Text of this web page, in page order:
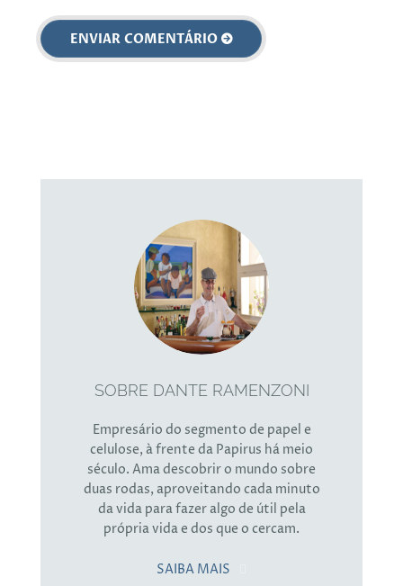
SOBRE DANTE RAMENZONI
Empresário do segmento de papel e
celulose, à frente da Papirus há meio
século. Ama descobrir o mundo sobre
duas rodas, aproveitando cada minuto
da vida para fazer algo de útil pela
própria vida e dos que o cercam.
SAIBA MAIS